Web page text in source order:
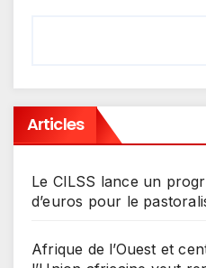
Articles
Le CILSS lance un
d’euros pour le
Afrique de l’Ouest et